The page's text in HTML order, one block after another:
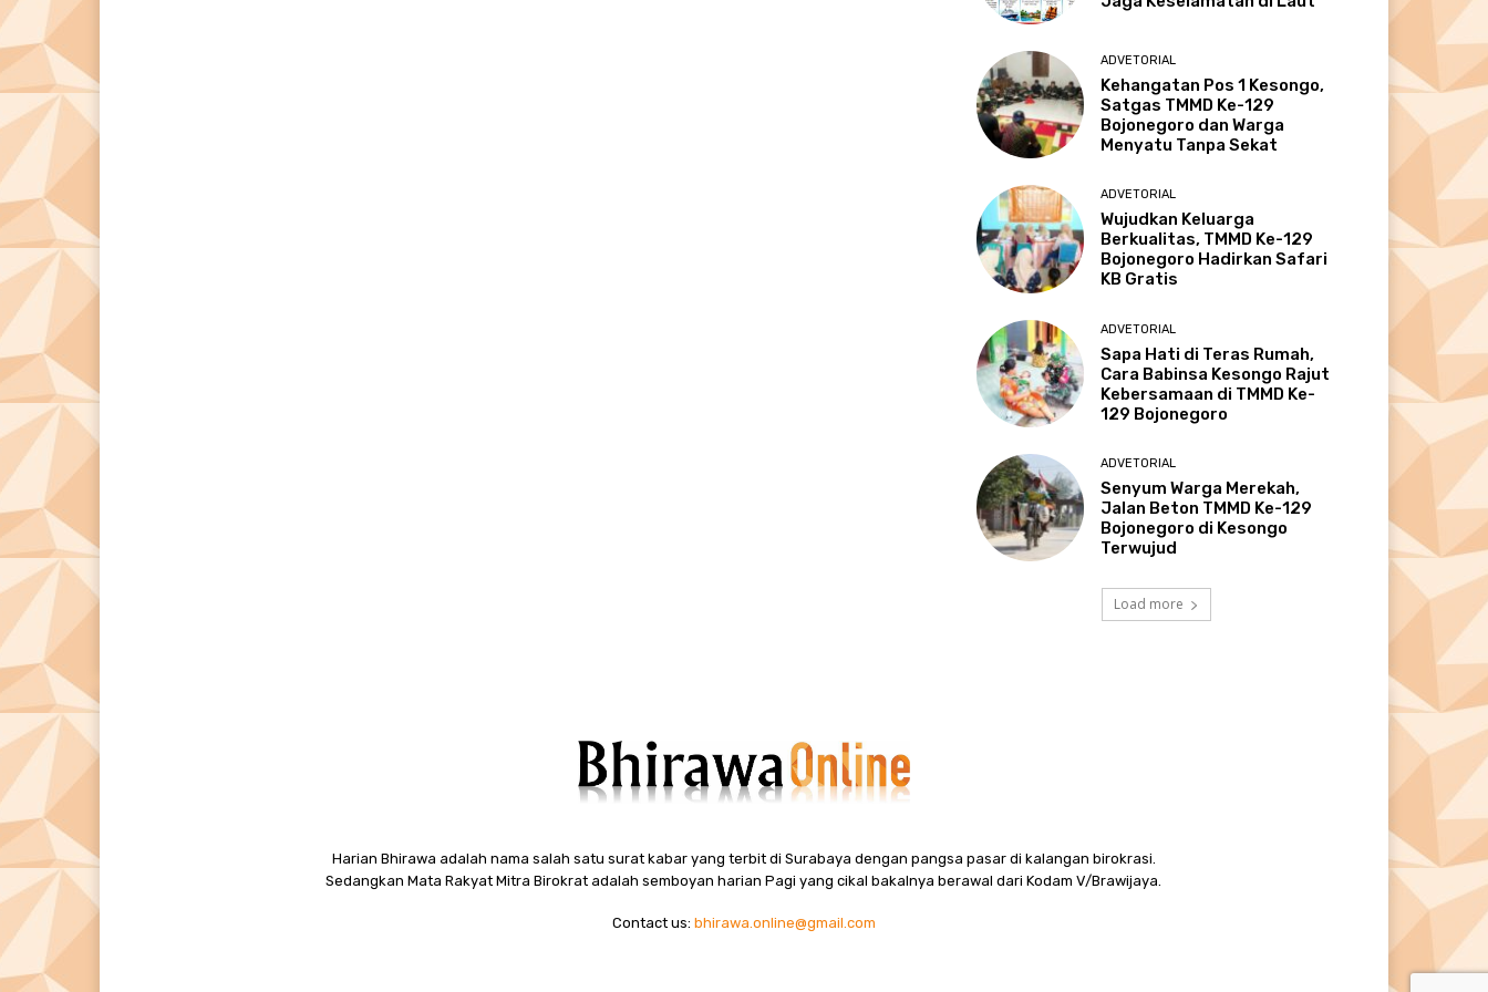
ADVETORIAL
Kehangatan Pos 1 Kesongo,
Satgas TMMD Ke-129
Bojonegoro dan Warga
Menyatu Tanpa Sekat
ADVETORIAL
Wujudkan Keluarga
Berkualitas, TMMD Ke-129
Bojonegoro Hadirkan Safari
KB Gratis
ADVETORIAL
Sapa Hati di Teras Rumah,
Cara Babinsa Kesongo Rajut
Kebersamaan di TMMD Ke-
129 Bojonegoro
ADVETORIAL
Senyum Warga Merekah,
Jalan Beton TMMD Ke-129
Bojonegoro di Kesongo
Terwujud
Load more
Harian Bhirawa adalah nama salah satu surat kabar yang terbit di Surabaya dengan pangsa pasar di kalangan birokrasi.
Sedangkan Mata Rakyat Mitra Birokrat adalah semboyan harian Pagi yang cikal bakalnya berawal dari Kodam V/Brawijaya.
Contact us: bhirawa.online@gmail.com